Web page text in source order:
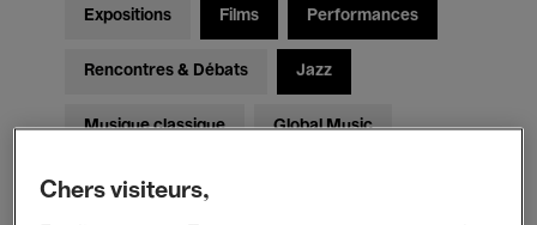
Expositions Films Performances
Rencontres & Débats Jazz
Musique classique Global Music
Musique électronique
Chers visiteurs,